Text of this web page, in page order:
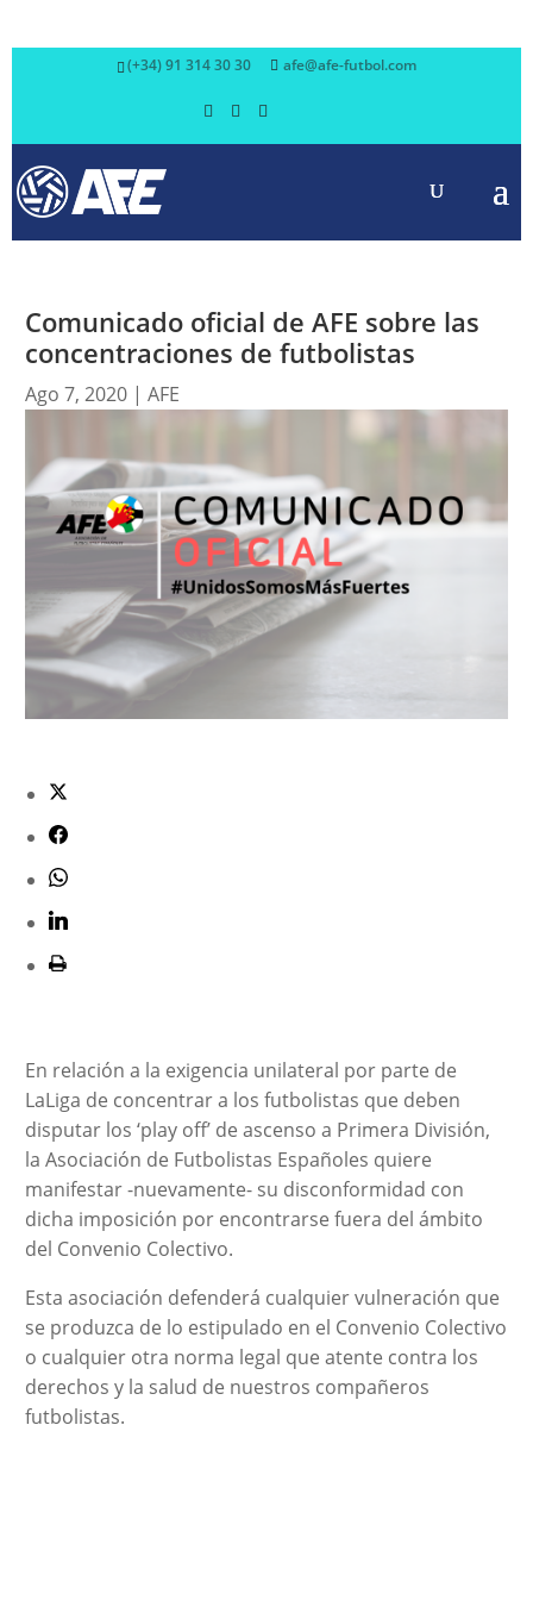
(+34) 91 314 30 30 afe@afe-futbol.com
Comunicado oficial de AFE sobre las
concentraciones de futbolistas
Ago 7, 2020| AFE
En relación a la exigencia unilateral por parte de
LaLiga de concentrar a los futbolistas que deben
disputar los ‘play off’ de ascenso a Primera División,
la Asociación de Futbolistas Españoles quiere
manifestar -nuevamente- su disconformidad con
dicha imposición por encontrarse fuera del ámbito
del Convenio Colectivo.
Esta asociación defenderá cualquier vulneración que
se produzca de lo estipulado en el Convenio Colectivo
o cualquier otra norma legal que atente contra los
derechos y la salud de nuestros compañeros
futbolistas.